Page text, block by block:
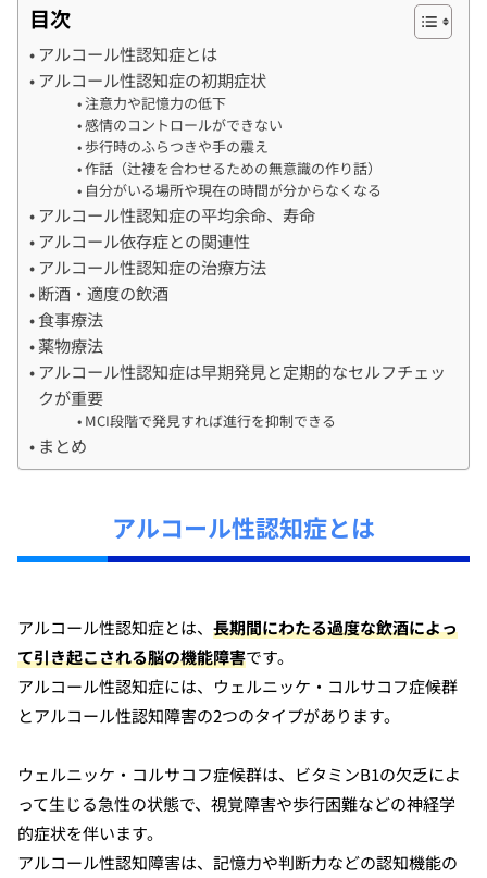
目次
アルコール性認知症とは
アルコール性認知症の初期症状
注意力や記憶力の低下
感情のコントロールができない
歩行時のふらつきや手の震え
作話（辻褄を合わせるための無意識の作り話）
自分がいる場所や現在の時間が分からなくなる
アルコール性認知症の平均余命、寿命
アルコール依存症との関連性
アルコール性認知症の治療方法
断酒・適度の飲酒
食事療法
薬物療法
アルコール性認知症は早期発見と定期的なセルフチェッ
クが重要
MCI段階で発見すれば進行を抑制できる
まとめ
アルコール性認知症とは
アルコール性認知症とは、 長期間にわたる過度な飲酒によっ
て引き起こされる脳の機能障害です。
アルコール性認知症には、ウェルニッケ・コルサコフ症候群
とアルコール性認知障害の2つのタイプがあります。
ウェルニッケ・コルサコフ症候群は、ビタミンB1の欠乏によ
って生じる急性の状態で、視覚障害や歩行困難などの神経学
的症状を伴います。
アルコール性認知障害は、記憶力や判断力などの認知機能の